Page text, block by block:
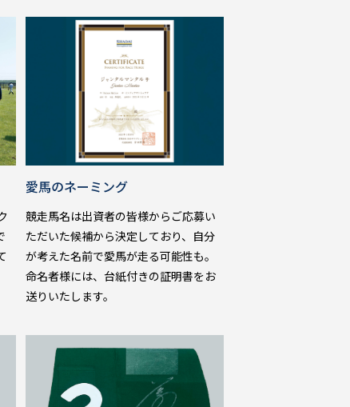
愛馬のネーミング
競走馬名は出資者の皆様からご応募い
ただいた候補から決定しており、自分
が考えた名前で愛馬が走る可能性も。
命名者様には、台紙付きの証明書をお
送りいたします。